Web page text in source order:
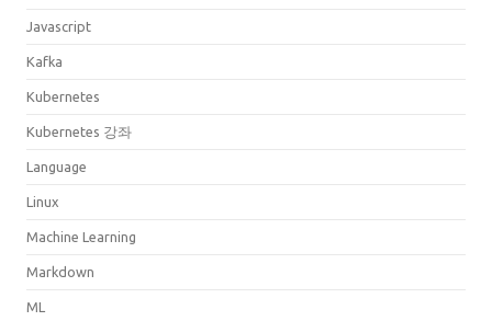
Javascript
Kafka
Kubernetes
Kubernetes 강좌
Language
Linux
Machine Learning
Markdown
ML